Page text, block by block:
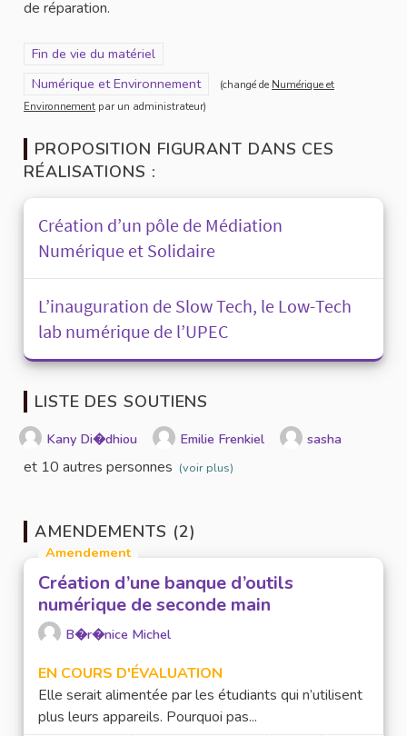
de réparation.
Filtrer les résultats de la catégorie : Fin de vie du matériel
Fin de vie du matériel
Filtrer les résultats pour le secteur : Numérique et
Numérique et Environnement (changé de Numérique et
Environnement par un administrateur)
PROPOSITION FIGURANT DANS CES
RÉALISATIONS :
Création d’un pôle de Médiation
Numérique et Solidaire
L’inauguration de Slow Tech, le Low-Tech
lab numérique de l’UPEC
LISTE DES SOUTIENS
Kany Di�dhiou Emilie Frenkiel sasha
et 10 autres personnes (voir plus)
AMENDEMENTS (2)
Amendement
Création d’une banque d’outils
numérique de seconde main
B�r�nice Michel
EN COURS D'ÉVALUATION
Elle serait alimentée par les étudiants qui n’utilisent
plus leurs appareils. Pourquoi pas...